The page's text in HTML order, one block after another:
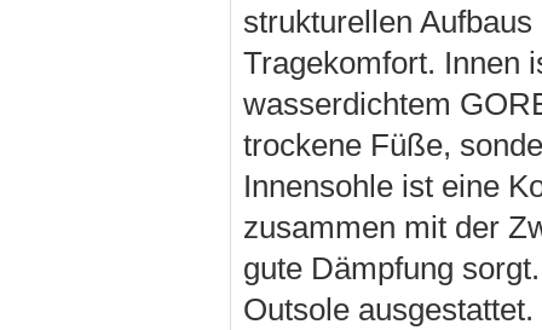
strukturellen
Tragekomfort. Innen
wasserdichtem
trockene Füße,
Innensohle ist eine
zusammen mit der
gute Dämpfung
Outsole